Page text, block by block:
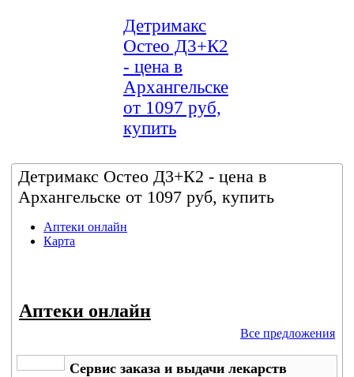
Детримакс
Остео Д3+К2
- цена в
Архангельске
от 1097 руб,
купить
Детримакс Остео Д3+К2 - цена в
Архангельске от 1097 руб, купить
Аптеки онлайн
Карта
Аптеки онлайн
Все предложения
Сервис заказа и выдачи лекарств